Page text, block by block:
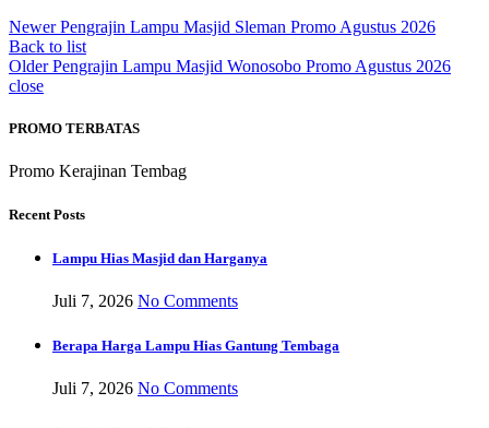
Newer Pengrajin Lampu Masjid Sleman Promo Agustus 2026
Back to list
Older Pengrajin Lampu Masjid Wonosobo Promo Agustus 2026
close
PROMO TERBATAS
Promo Kerajinan Tembag
Recent Posts
Lampu Hias Masjid dan Harganya
Juli 7, 2026 No Comments
Berapa Harga Lampu Hias Gantung Tembaga
Juli 7, 2026 No Comments